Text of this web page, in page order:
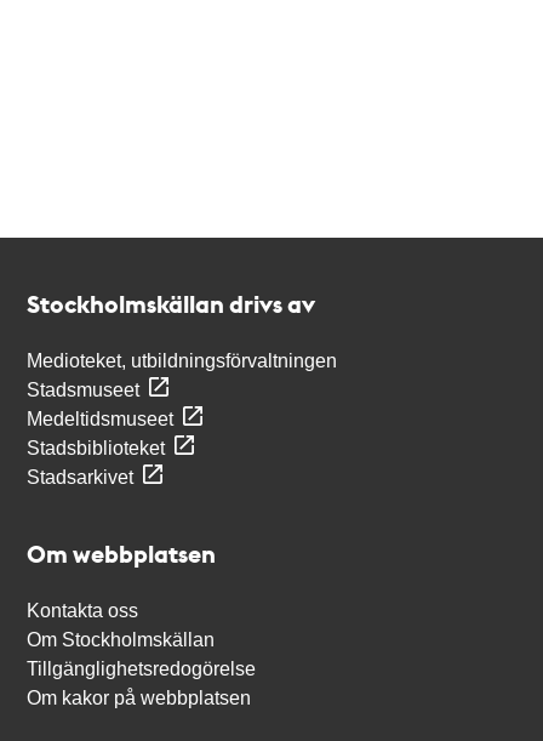
Stockholmskällan drivs av
Medioteket, utbildningsförvaltningen
Stadsmuseet
Medeltidsmuseet
Stadsbiblioteket
Stadsarkivet
Om webbplatsen
Kontakta oss
Om Stockholmskällan
Tillgänglighetsredogörelse
Om kakor på webbplatsen